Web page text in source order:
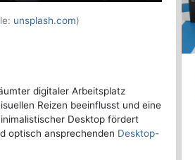
unsplash.com)
digitaler Arbeitsplatz
Reizen beeinflusst und eine
Desktop fördert
optisch ansprechenden Desktop-